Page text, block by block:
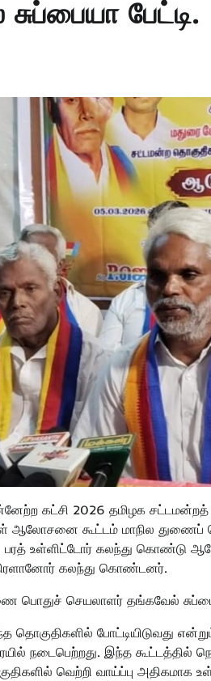
பேட்டி.
கட்சி 2026 தமிழக
ஆலோசனை கூட்டம் மாநில
, பரத் உள்ளிட்டோர் கலந்து
கலந்து கொண்டனர்.
பொதுச் செயலாளர் தங்கவேல்
போட்டியிடுவது
நடைபெற்றது. இந்த கூட்டத்தில்
வெற்றி வாய்ப்பு அதிகமாக